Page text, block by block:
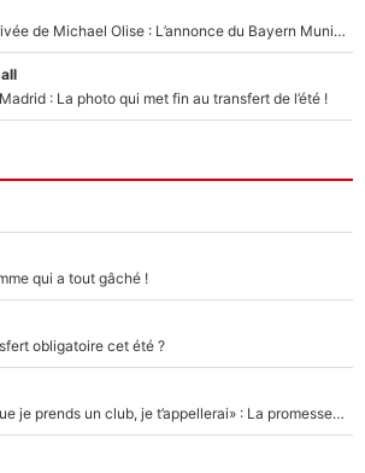
Scandale dans la vie privée de Michael Olise : L’annonce du Bayern Munich sur son enfant caché
: La photo qui met fin au transfert de l’été !
qui a tout gâché !
obligatoire cet été ?
Mercato - OM - «Dès que je prends un club, je t’appellerai» : La promesse de Marcelino au moment de claquer la porte